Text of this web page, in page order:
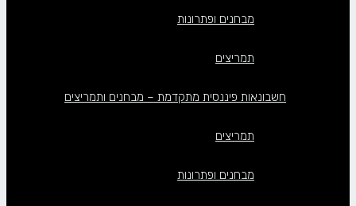
מבחנים ופתרונות
תמריצים
חשבונאות פיננסית מתקדמת – מבחנים ותמריצים
תמריצים
מבחנים ופתרונות